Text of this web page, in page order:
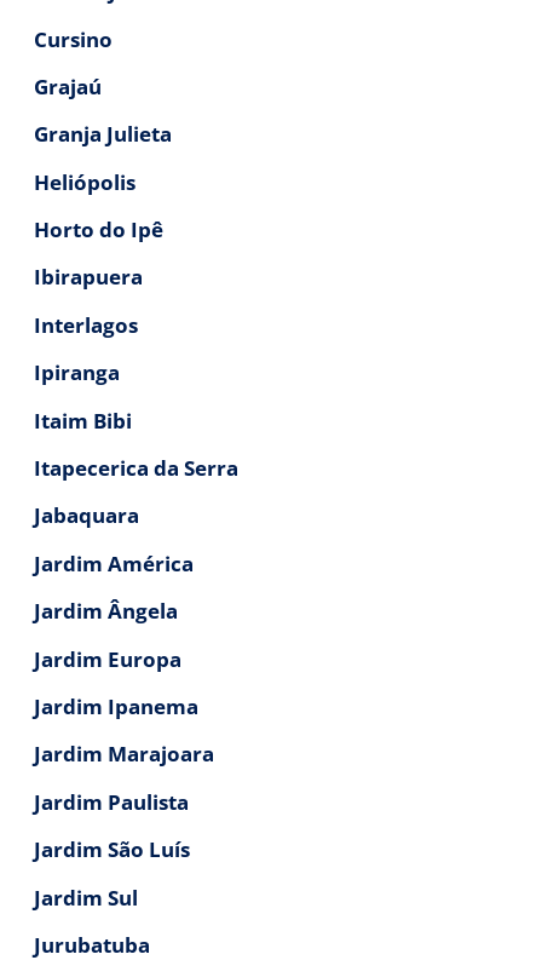
Cursino
Grajaú
Granja Julieta
Heliópolis
Horto do Ipê
Ibirapuera
Interlagos
Ipiranga
Itaim Bibi
Itapecerica da Serra
Jabaquara
Jardim América
Jardim Ângela
Jardim Europa
Jardim Ipanema
Jardim Marajoara
Jardim Paulista
Jardim São Luís
Jardim Sul
Jurubatuba